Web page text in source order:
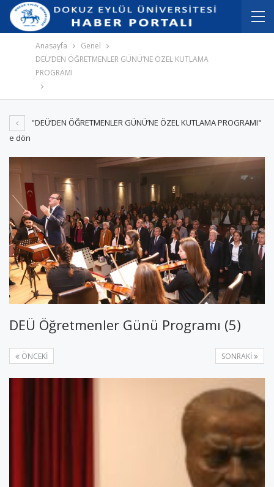
İçeriğe
atla
Navigasyona
atla
Anasayfa
Genel
DEÜ’DEN ÖĞRETMENLER GÜNÜ’NE ÖZEL KUTLAMA
PROGRAMI
"DEÜ’DEN ÖĞRETMENLER GÜNÜ’NE ÖZEL KUTLAMA PROGRAMI"
e dön
DEÜ Öğretmenler Günü Programı (5)
SONRAKI
ÖNCEKI